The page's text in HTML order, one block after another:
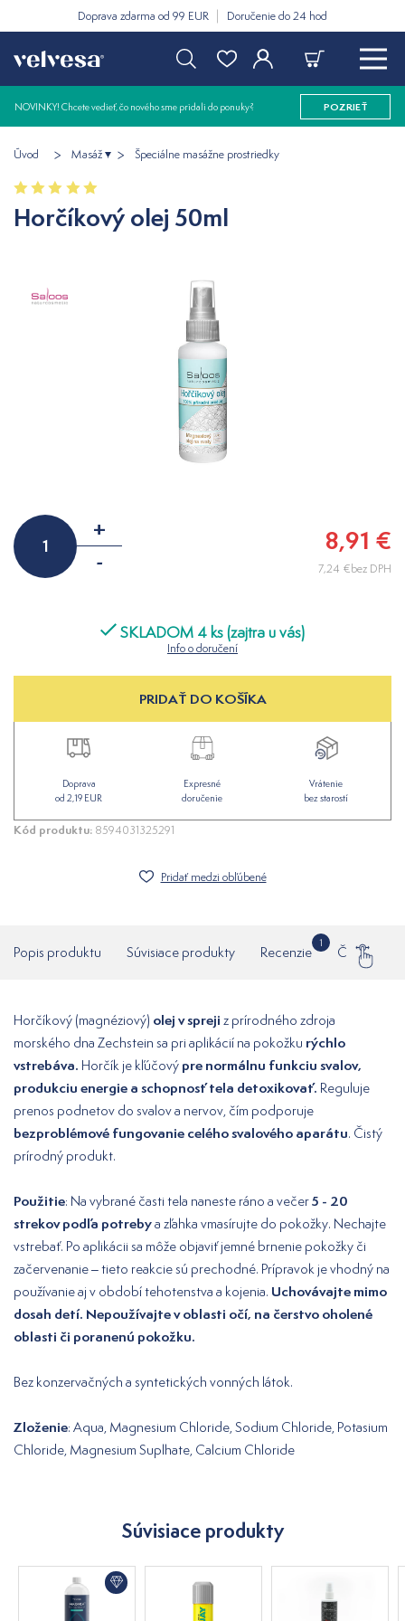
Doprava zdarma od 99 EUR Doručenie do 24 hod
NOVINKY! Chcete vedieť, čo nového sme pridali do ponuky? POZRIEŤ
Úvod Masáž Špeciálne masážne prostriedky
Horčíkový olej 50ml
+
-
8,91 €
7,24 €bez DPH
SKLADOM 4 ks (zajtra u vás)
Info o doručení
PRIDAŤ DO KOŠÍKA
Doprava
od 2,19 EUR
Expresné
doručenie
Vrátenie
bez starostí
Kód produktu: 8594031325291
Pridať medzi obľúbené
Popis produktu Súvisiace produkty Recenzie
1
Často
Horčíkový (magnéziový) olej v spreji z prírodného zdroja
morského dna Zechstein sa pri aplikácií na pokožku rýchlo
vstrebáva. Horčík je kľúčový pre normálnu funkciu svalov,
produkciu energie a schopnosť tela detoxikovať. Reguluje
prenos podnetov do svalov a nervov, čím podporuje
bezproblémové fungovanie celého svalového aparátu. Čistý
prírodný produkt.
Použitie: Na vybrané časti tela naneste ráno a večer5 - 20
strekov podľa potrebya zľahka vmasírujte do pokožky. Nechajte
vstrebať. Po aplikácii sa môže objaviť jemné brnenie pokožky či
začervenanie – tieto reakcie sú prechodné. Prípravok je vhodný na
používanie aj v období tehotenstva a kojenia. Uchovávajte mimo
dosah detí. Nepoužívajte v oblasti očí, na čerstvo oholené
oblasti či poranenú pokožku.
Bez konzervačných a syntetických vonných látok.
Zloženie: Aqua, Magnesium Chloride, Sodium Chloride, Potasium
Chloride, Magnesium Suplhate, Calcium Chloride
Súvisiace produkty